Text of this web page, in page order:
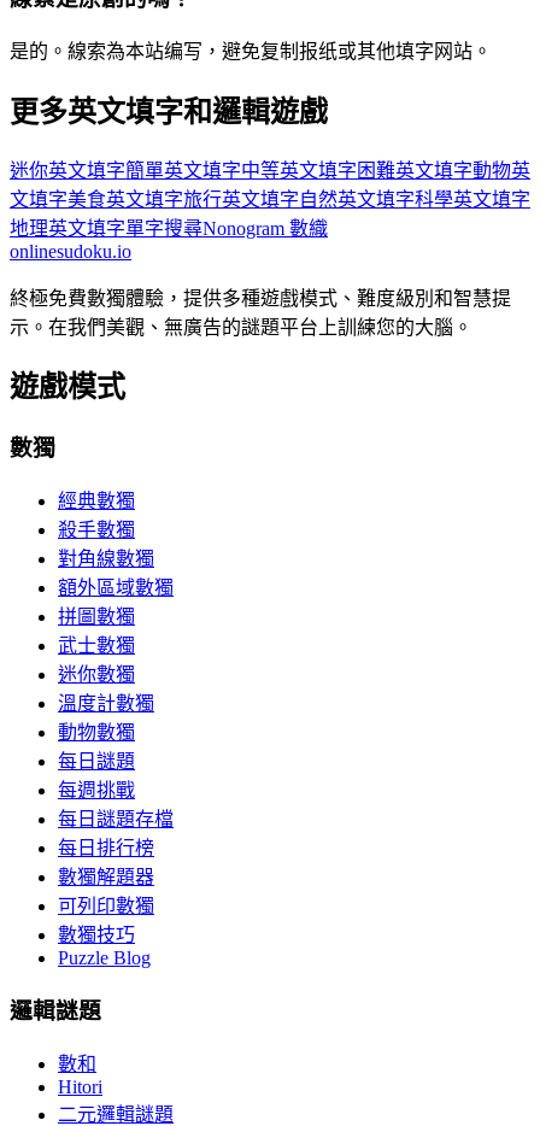
是的。線索為本站编写，避免复制报纸或其他填字网站。
更多英文填字和邏輯遊戲
迷你英文填字簡單英文填字中等英文填字 困難英文填字動物英
文填字美食英文填字旅行英文填字自然英文填字科學英文填字
地理英文填字單字搜尋Nonogram 數織
onlinesudoku.io
終極免費數獨體驗，提供多種遊戲模式、難度級別和智慧提
示。在我們美觀、無廣告的謎題平台上訓練您的大腦。
遊戲模式
數獨
經典數獨
殺手數獨
對角線數獨
額外區域數獨
拼圖數獨
武士數獨
迷你數獨
溫度計數獨
動物數獨
每日謎題
每週挑戰
每日謎題存檔
每日排行榜
數獨解題器
可列印數獨
數獨技巧
Puzzle Blog
邏輯謎題
數和
Hitori
二元邏輯謎題